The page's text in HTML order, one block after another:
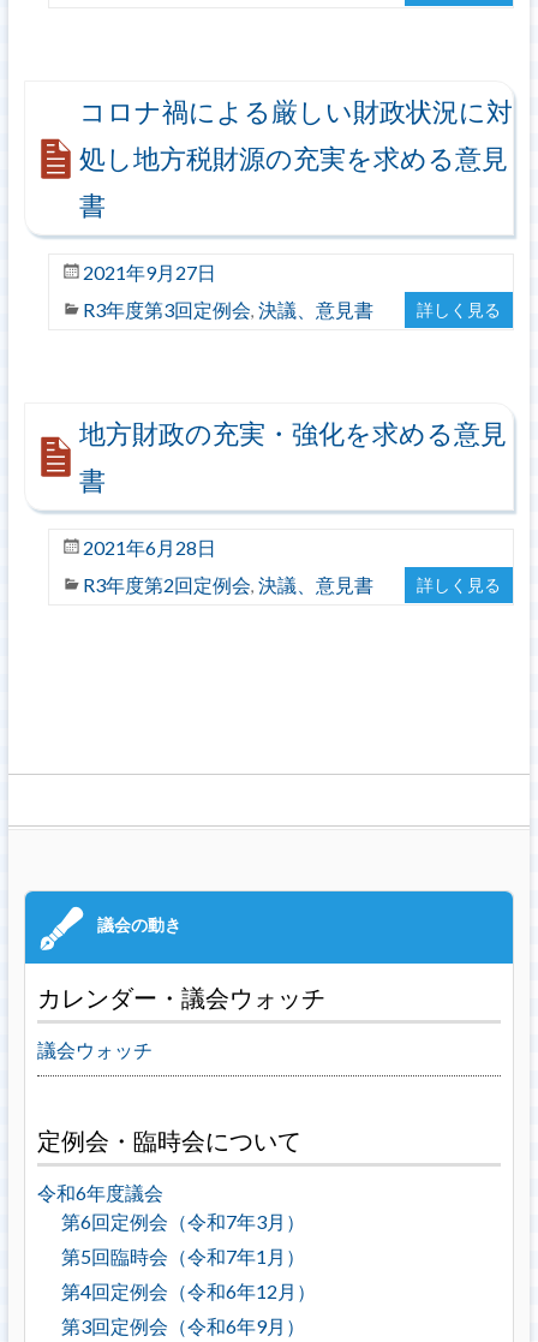
コロナ禍による厳しい財政状況に対
処し地方税財源の充実を求める意見
書
2021年9月27日
R3年度第3回定例会, 決議、意見書 詳しく見る
地方財政の充実・強化を求める意見
書
2021年6月28日
R3年度第2回定例会, 決議、意見書 詳しく見る
カレンダー・議会ウォッチ
議会ウォッチ
定例会・臨時会について
令和6年度議会
第6回定例会（令和7年3月）
第5回臨時会（令和7年1月）
第4回定例会（令和6年12月）
第3回定例会（令和6年9月）